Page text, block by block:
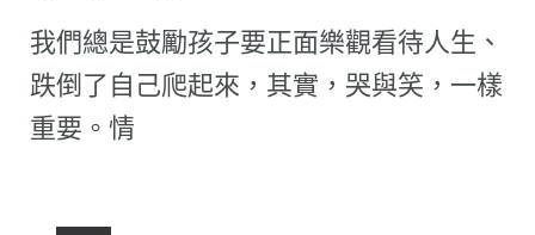
我們總是鼓勵孩子要正面樂觀看待人生、
跌倒了自己爬起來，其實，哭與笑，一樣
重要。情